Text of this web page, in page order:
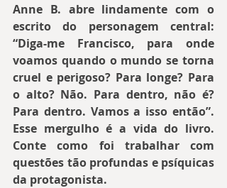
Anne B. abre lindamente com o
escrito do personagem central:
“Diga-me Francisco, para onde
voamos quando o mundo se torna
cruel e perigoso? Para longe? Para
o alto? Não. Para dentro, não é?
Para dentro. Vamos a isso então”.
Esse mergulho é a vida do livro.
Conte como foi trabalhar com
questões tão profundas e psíquicas
da protagonista.